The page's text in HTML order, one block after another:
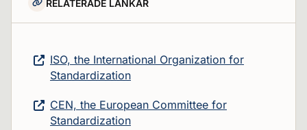
RELATERADE LÄNKAR
ISO, the International Organization for
Standardization
CEN, the European Committee for
Standardization